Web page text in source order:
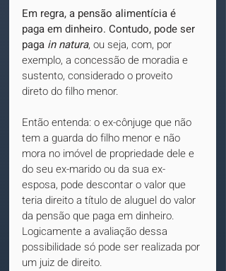
Em regra, a pensão alimentícia é
paga em dinheiro. Contudo, pode ser
paga in natura, ou seja, com, por
exemplo, a concessão de moradia e
sustento, considerado o proveito
direto do filho menor.
Então entenda: o ex-cônjuge que não
tem a guarda do filho menor e não
mora no imóvel de propriedade dele e
do seu ex-marido ou da sua ex-
esposa, pode descontar o valor que
teria direito a título de aluguel do valor
da pensão que paga em dinheiro.
Logicamente a avaliação dessa
possibilidade só pode ser realizada por
um juiz de direito.